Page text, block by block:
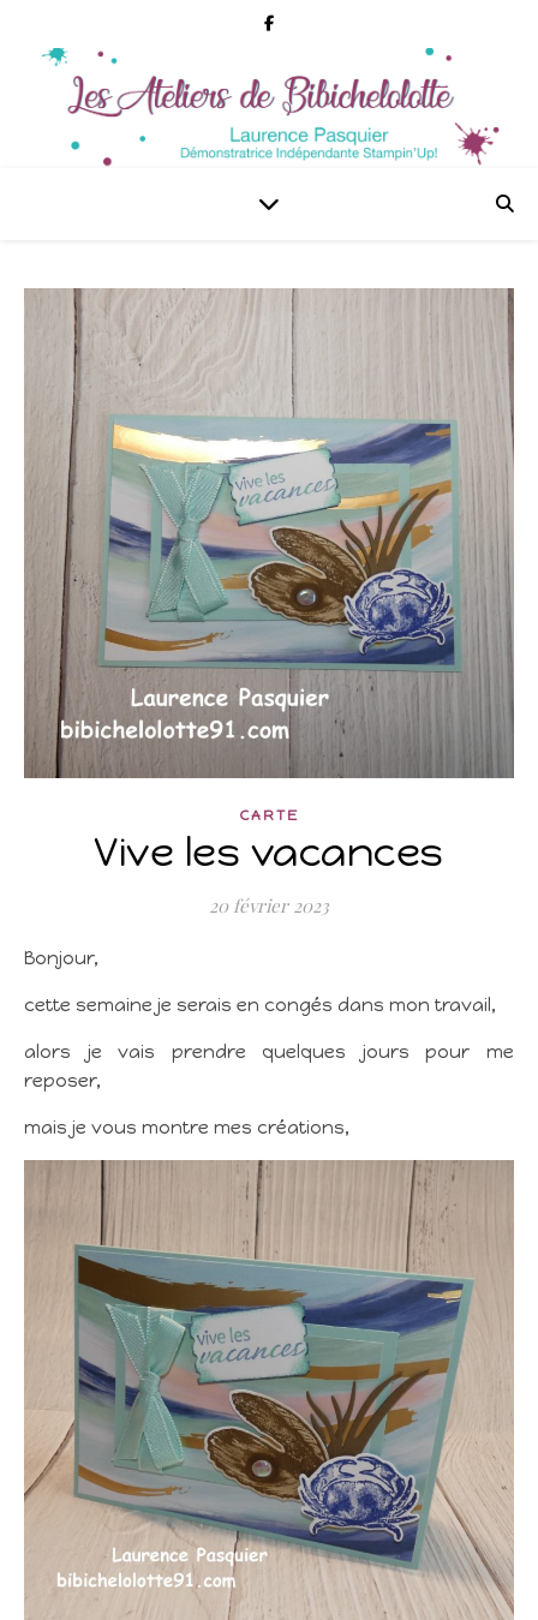
CARTE
Vive les vacances
20 février 2023
Bonjour,
cette semaine je serais en congés dans mon travail,
alors je vais prendre quelques jours pour me
reposer,
mais je vous montre mes créations,